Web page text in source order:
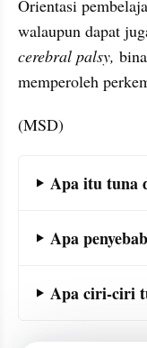
Orientasi
walaupun dapat
cerebral palsy,
memperoleh
(MSD)
Apa itu tuna
Apa
Apa ciri-ciri